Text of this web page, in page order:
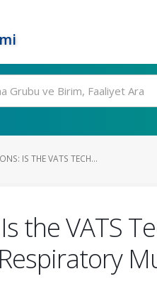
IS THE VATS TECH...
the VATS